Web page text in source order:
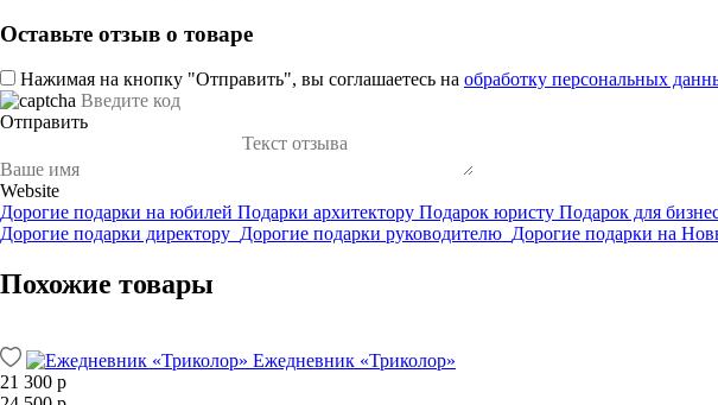
Оставьте отзыв о товаре
Нажимая на кнопку "Отправить", вы соглашаетесь на обработку персональных
Отправить
Website
Дорогие подарки на юбилей Подарки архитектору Подарок юристу Подарок для
Дорогие подарки директору Дорогие подарки руководителю Дорогие подарки на
Похожие товары
Ежедневник «Триколор»
21 300 р